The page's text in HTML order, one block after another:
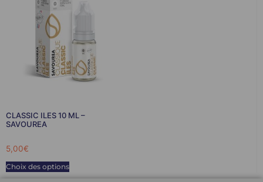
CLASSIC ILES 10 ML –
SAVOUREA
5,00€
Choix des options